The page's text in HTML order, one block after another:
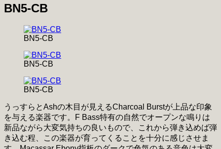
BN5-CB
BN5-CB
BN5-CB
BN5-CB
うっすらとAshの木目が見えるCharcoal Burstが上品な印象
を与える楽器です。F Bass特有の自然でオープンな鳴りは
新品ながら大変気持ちの良いもので、これから弾き込めば弾
き込む程、この楽器が育ってくることを十分に感じさせま